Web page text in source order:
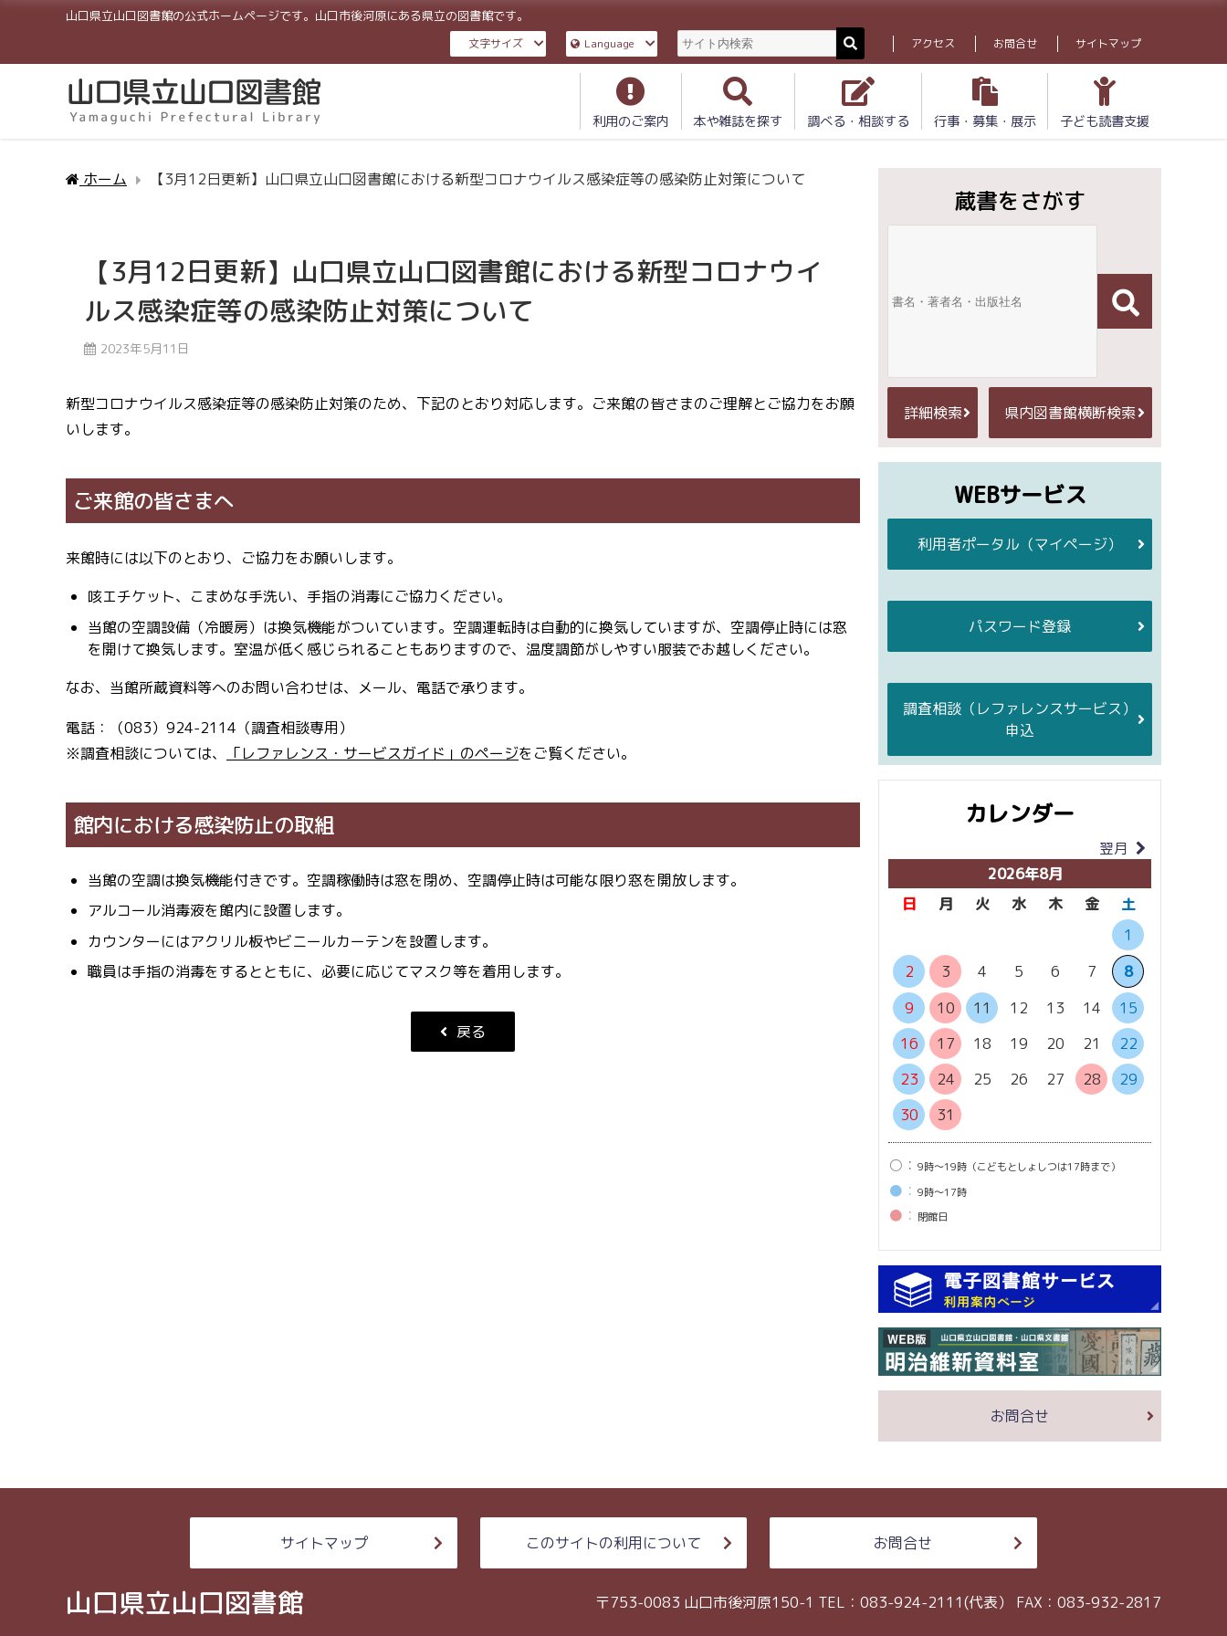
山口県立山口図書館の公式ホームページです。山口市後河原にある県立の図書館です。
文字サイズ Language アクセス お問合せ サイトマップ
利用のご案内 本や雑誌を探す 調べる・相談する 行事・募集・展示 子ども読書支援
ホーム 【3月12日更新】山口県立山口図書館における新型コロナウイルス感染症等の感染防止対策について
【3月12日更新】山口県立山口図書館における新型コロナウイ
ルス感染症等の感染防止対策について
2023年5月11日
新型コロナウイルス感染症等の感染防止対策のため、下記のとおり対応します。ご来館の皆さまのご理解とご協力をお願
いします。
ご来館の皆さまへ
来館時には以下のとおり、ご協力をお願いします。
咳エチケット、こまめな手洗い、手指の消毒にご協力ください。
当館の空調設備（冷暖房）は換気機能がついています。空調運転時は自動的に換気していますが、空調停止時には窓
を開けて換気します。室温が低く感じられることもありますので、温度調節がしやすい服装でお越しください。
なお、当館所蔵資料等へのお問い合わせは、メール、電話で承ります。
電話：（083）924-2114（調査相談専用）
※調査相談については、
「レファレンス・サービスガイド」のページをご覧ください。
館内における感染防止の取組
当館の空調は換気機能付きです。空調稼働時は窓を閉め、空調停止時は可能な限り窓を開放します。
アルコール消毒液を館内に設置します。
カウンターにはアクリル板やビニールカーテンを設置します。
職員は手指の消毒をするとともに、必要に応じてマスク等を着用します。
戻る
蔵書をさがす
詳細検索 県内図書館横断検索
WEBサービス
利用者ポータル （マイページ）
パスワード登録
調査相談 （レファレンスサービス）
申込
カレンダー
翌月
2026年8月
日
月 火 水 木 金
土
1
2
3 4 5 6 7
8
9
10 11 12 13 14
15
16
17 18 19 20 21
22
23
24 25 26 27 28
29
30
31
○： 9時〜19時（こどもとしょしつは17時まで）
●： 9時〜17時
●： 閉館⽇
お問合せ
サイトマップ このサイトの利用について お問合せ
山口県立山口図書館 〒753-0083 山口市後河原150-1 TEL：083-924-2111(代表） FAX：083-932-2817